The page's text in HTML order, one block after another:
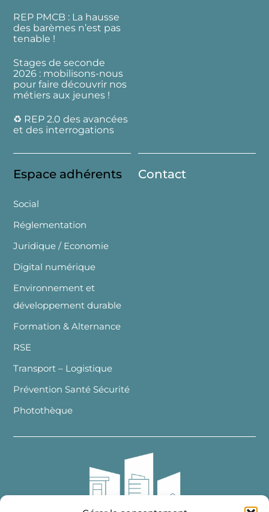
REP PMCB : La hausse
des barèmes n’est pas
tenable !
Stages de seconde
2026 : mobilisons-nous
pour faire découvrir nos
métiers aux jeunes !
♻️ REP 2.0 des avancées
et des interrogations
Espace adhérents
Social
Réglementation
Juridique / Economie
Digital numérique
Environnement et
développement durable
Formation & Alternance
RSE
Transport – Logistique
Prévention Santé Sécurité
Photothèque
Contact